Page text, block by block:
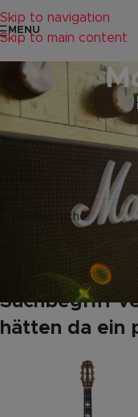
Skip to navigation
Skip to main content
MENU
Startseite Produkte
Es wurden keine
Leider keine
Suchbegriff
hätten da ein